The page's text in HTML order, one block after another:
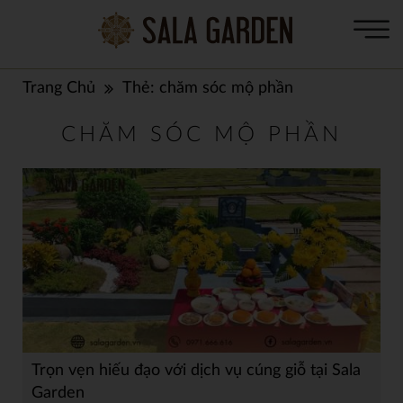
Trang Chủ Thẻ: chăm sóc mộ phần
CHĂM SÓC MỘ PHẦN
Trọn vẹn hiếu đạo với dịch vụ cúng giỗ tại Sala
Garden